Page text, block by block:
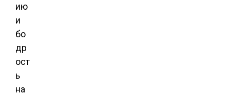
ию
и
бо
др
ост
ь
на